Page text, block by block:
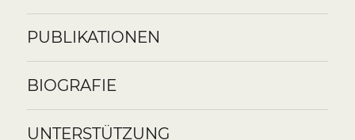
PUBLIKATIONEN
BIOGRAFIE
UNTERSTÜTZUNG